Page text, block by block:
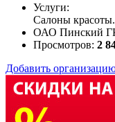
Услуги:
Салоны
ОАО Пинский
Просмотров: 2
Добавить